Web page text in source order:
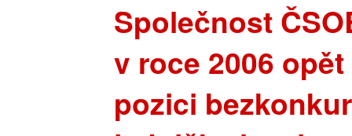
Společnost
v roce 2006
pozici